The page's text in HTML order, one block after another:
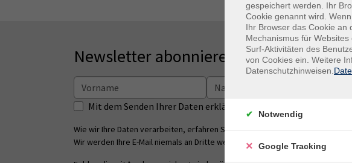
Newsletter abonnieren
Mit dem Senden Ihrer Daten erklären Sie sich mit der
Wie wir Ihre Daten verarbeiten, erfahren Sie in unseren
Wir werden Ihre E-Mail niemals an Dritte weitergeben.
gespeichert werden. Ihr
Cookie genannt wird.
Ihr Browser das Cookie an
Mechanismus für
Surf-Aktivitäten des
von Cookies ein. Weitere
Datenschutzhinweisen.
Notwendig
Google Tracking